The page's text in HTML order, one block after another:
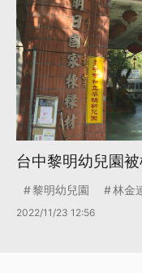
台中黎明幼兒園
黎明幼兒園 林金
2022/11/23 12:56